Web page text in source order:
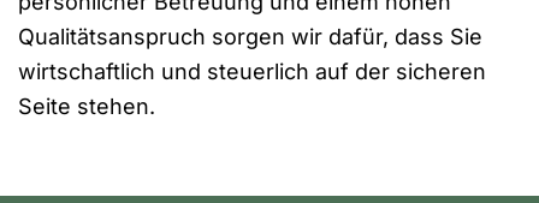
Qualitätsanspruch sorgen wir dafür, dass Sie
wirtschaftlich und steuerlich auf der sicheren
Seite stehen.